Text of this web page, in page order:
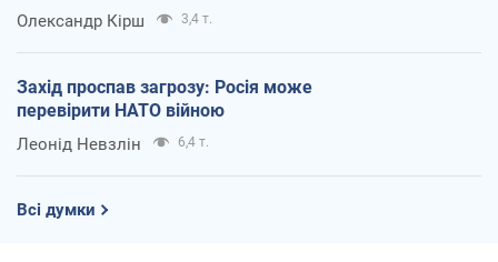
Олександр Кірш 3,4 т.
Захід проспав загрозу: Росія може
перевірити НАТО війною
Леонід Невзлін 6,4 т.
Всі думки